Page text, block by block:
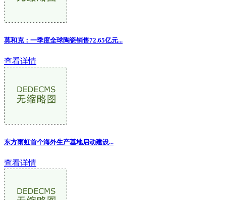
莫和克：一季度全球陶瓷销售72.65亿元...
查看详情
东方雨虹首个海外生产基地启动建设...
查看详情